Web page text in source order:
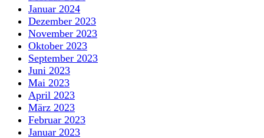
Januar 2024
Dezember 2023
November 2023
Oktober 2023
September 2023
Juni 2023
Mai 2023
April 2023
März 2023
Februar 2023
Januar 2023